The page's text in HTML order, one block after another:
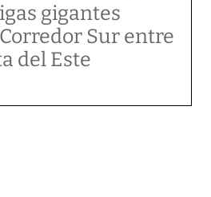
gigantes
Sur entre
del Este